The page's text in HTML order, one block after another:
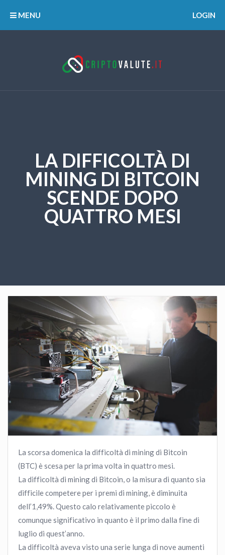
MENU LOGIN
LA DIFFICOLTÀ DI
MINING DI BITCOIN
SCENDE DOPO
QUATTRO MESI
La scorsa domenica la difficoltà di mining di Bitcoin
(BTC) è scesa per la prima volta in quattro mesi.
La difficoltà di mining di Bitcoin, o la misura di quanto sia
difficile competere per i premi di mining, è diminuita
dell’1,49%. Questo calo relativamente piccolo è
comunque significativo in quanto è il primo dalla fine di
luglio di quest’anno.
La difficoltà aveva visto una serie lunga di nove aumenti